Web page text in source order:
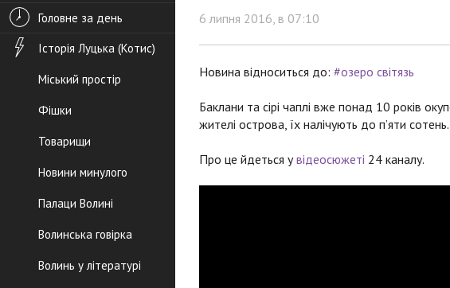
Головне за день
Історія Луцька (Котис)
Міський простір
Фішки
Товарищи
Новини минулого
Палаци Волині
Волинська говірка
Волинь у літературі
6 липня 2016, в 07:10
Новина відноситься до: #озеро світязь
Баклани та сірі чаплі вже понад 10 років
жителі острова, їх налічують до п’яти сотень.
Про це йдеться увідеосюжеті 24 каналу.